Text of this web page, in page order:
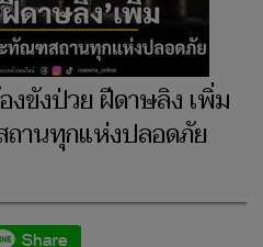
ขังป่วย ฝีดาษลิง เพิ่ม
านทุกแห่งปลอดภัย